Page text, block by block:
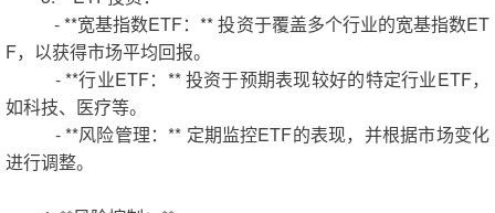
- **宽基指数ETF：** 投资于覆盖多个行业的宽基指数ET
F，以获得市场平均回报。
- **行业ETF：** 投资于预期表现较好的特定行业ETF，
如科技、医疗等。
- **风险管理：** 定期监控ETF的表现，并根据市场变化
进行调整。